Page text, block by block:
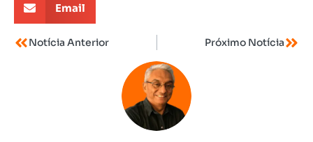
Email
Notícia Anterior Próximo Notícia